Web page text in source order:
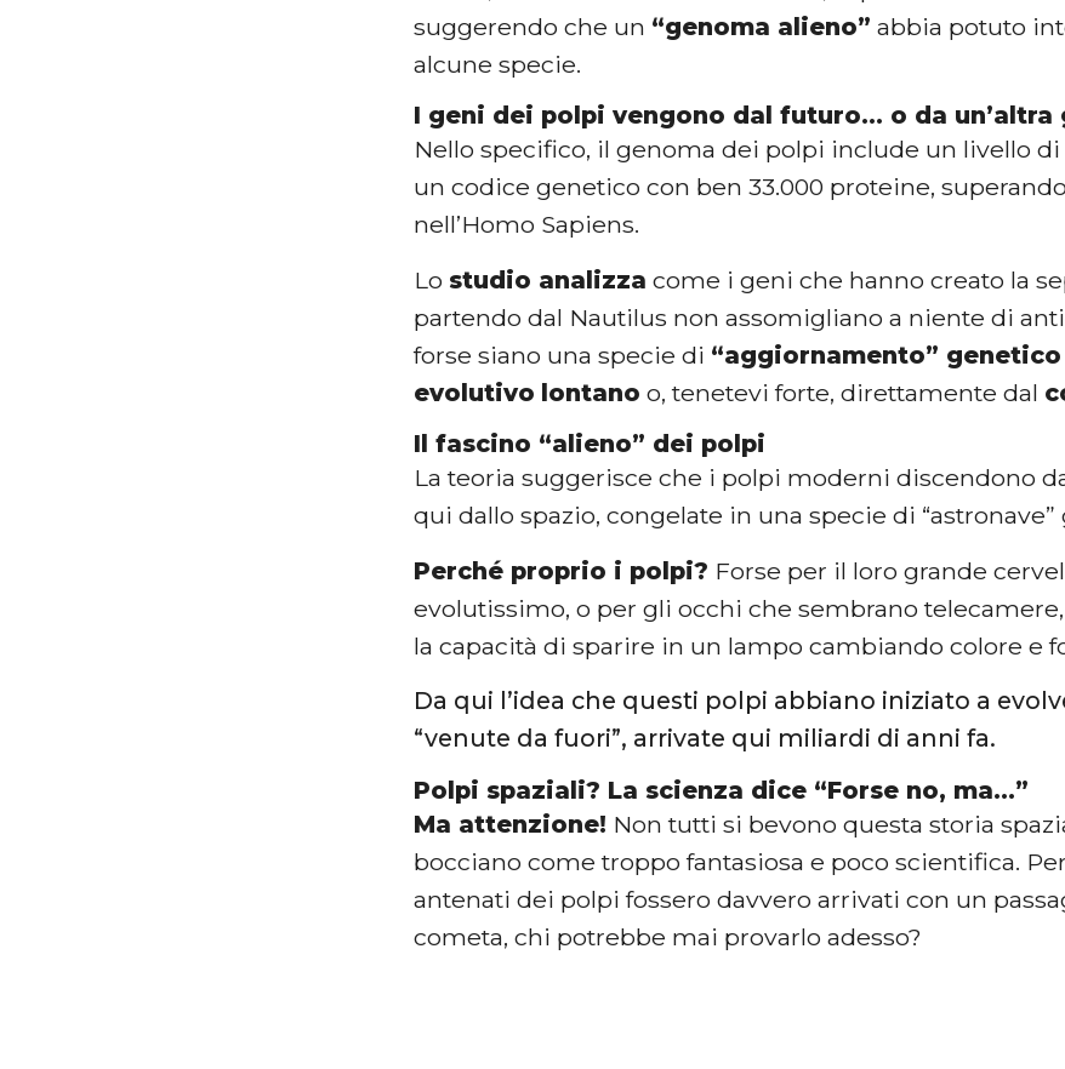
suggerendo che un “genoma alieno” abbia potuto
alcune specie.
I geni dei polpi vengono dal futuro… o da un’altra
Nello specifico, il genoma dei polpi include un livello
un codice genetico con ben 33.000 proteine,
nell’Homo Sapiens.
Lo studio analizza come i geni che hanno creato la
partendo dal Nautilus non assomigliano a niente di
forse siano una specie di “aggiornamento” genetico
evolutivo lontano o, tenetevi forte, direttamente dal
Il fascino “alieno” dei polpi
La teoria suggerisce che i polpi moderni discendono
qui dallo spazio, congelate in una specie di
Perché proprio i polpi? Forse per il loro grande
evolutissimo, o per gli occhi che sembrano
la capacità di sparire in un lampo cambiando colore e
Da qui l’idea che questi polpi abbiano iniziato a
“venute da fuori”, arrivate qui miliardi di anni fa.
Polpi spaziali? La scienza dice “Forse no, ma…”
Ma attenzione! Non tutti si bevono questa storia
bocciano come troppo fantasiosa e poco scientifica.
antenati dei polpi fossero davvero arrivati con un
cometa, chi potrebbe mai provarlo adesso?